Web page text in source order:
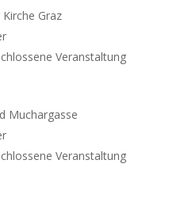
Graz
Veranstaltung
Muchargasse
Veranstaltung